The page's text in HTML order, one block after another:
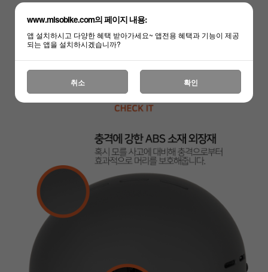
www.misobike.com의 페이지 내용:
앱 설치하시고 다양한 혜택 받아가세요~ 앱전용 혜택과 기능이 제공
되는 앱을 설치하시겠습니까?
취소 확인